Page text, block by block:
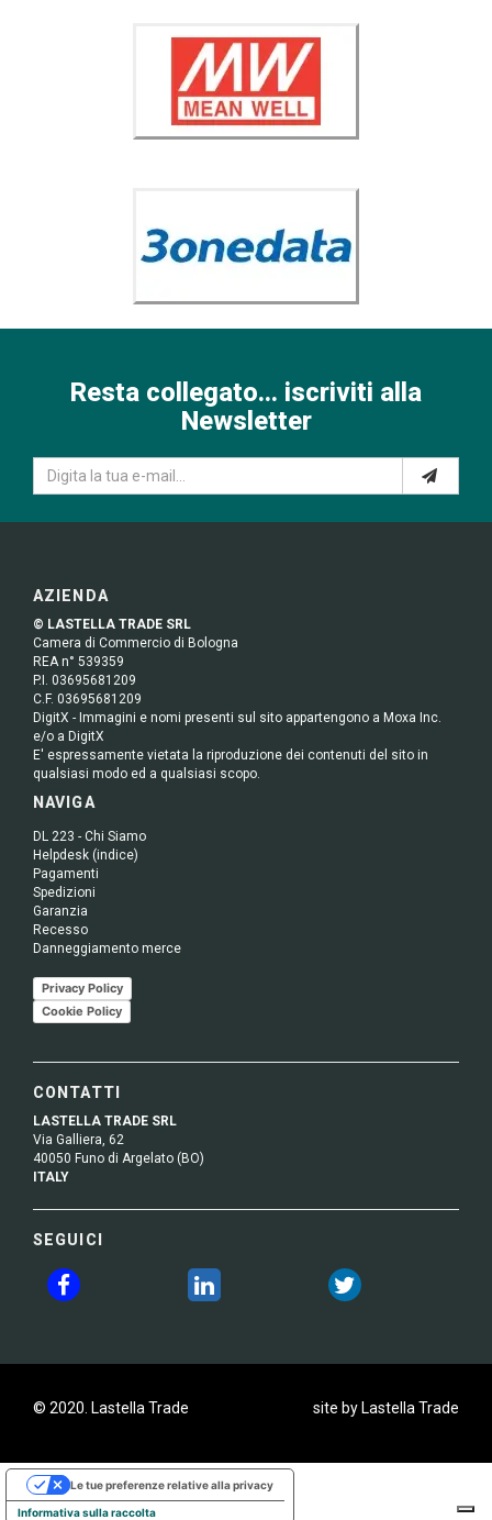
Resta collegato... iscriviti alla
Newsletter
AZIENDA
© LASTELLA TRADE SRL
Camera di Commercio di Bologna
REA n° 539359
P.I. 03695681209
C.F. 03695681209
DigitX - Immagini e nomi presenti sul sito appartengono a Moxa Inc.
e/o a DigitX
E' espressamente vietata la riproduzione dei contenuti del sito in
qualsiasi modo ed a qualsiasi scopo.
NAVIGA
DL 223 - Chi Siamo
Helpdesk (indice)
Pagamenti
Spedizioni
Garanzia
Recesso
Danneggiamento merce
Privacy Policy
Cookie Policy
CONTATTI
LASTELLA TRADE SRL
Via Galliera, 62
40050 Funo di Argelato (BO)
ITALY
SEGUICI
© 2020. Lastella Trade site by Lastella Trade
Informativa sulla raccolta
Le tue preferenze relative alla privacy